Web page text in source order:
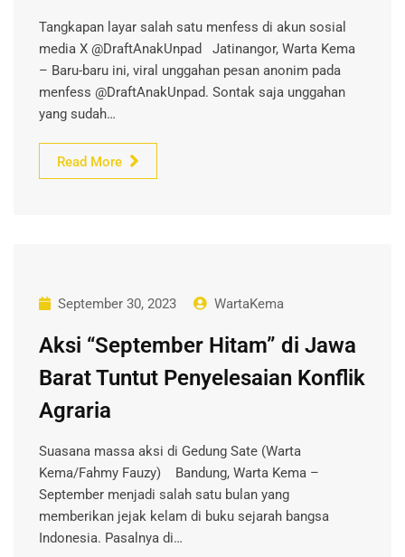
Tangkapan layar salah satu menfess di akun sosial
media X @DraftAnakUnpad Jatinangor, Warta Kema
– Baru-baru ini, viral unggahan pesan anonim pada
menfess @DraftAnakUnpad. Sontak saja unggahan
yang sudah…
Read More
September 30, 2023 WartaKema
Aksi “September Hitam” di Jawa
Barat Tuntut Penyelesaian Konflik
Agraria
Suasana massa aksi di Gedung Sate (Warta
Kema/Fahmy Fauzy) Bandung, Warta Kema –
September menjadi salah satu bulan yang
memberikan jejak kelam di buku sejarah bangsa
Indonesia. Pasalnya di…